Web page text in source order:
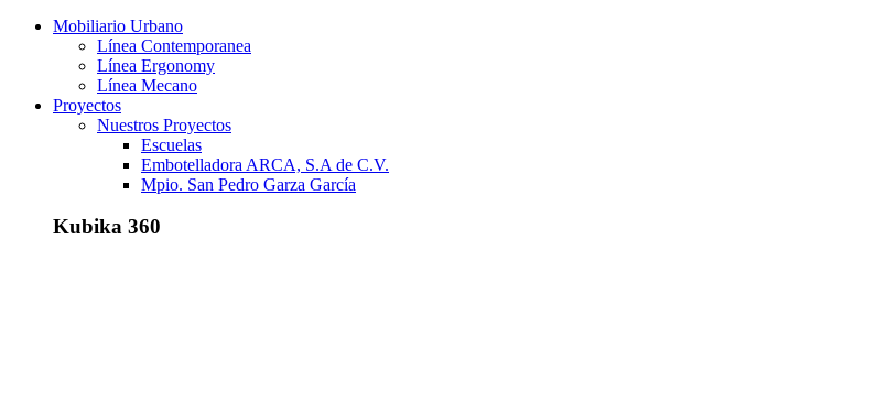
Mobiliario Urbano
Línea Contemporanea
Línea Ergonomy
Línea Mecano
Proyectos
Nuestros Proyectos
Escuelas
Embotelladora ARCA, S.A de C.V.
Mpio. San Pedro Garza García
Kubika 360